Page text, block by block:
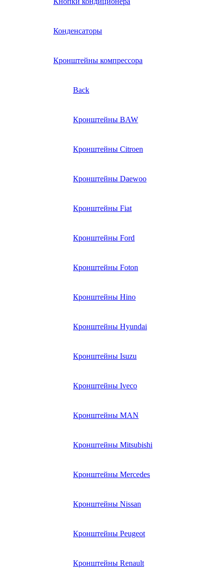
Конденсаторы
Кронштейны компрессора
Back
Кронштейны BAW
Кронштейны Citroen
Кронштейны Daewoo
Кронштейны Fiat
Кронштейны Ford
Кронштейны Foton
Кронштейны Hino
Кронштейны Hyundai
Кронштейны Isuzu
Кронштейны Iveco
Кронштейны MAN
Кронштейны Mitsubishi
Кронштейны Mеrcedes
Кронштейны Nissan
Кронштейны Peugeot
Кронштейны Renault